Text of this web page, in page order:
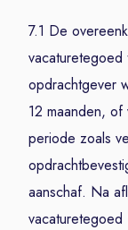
7.1 De
vacaturetegoed
opdrachtgever
12 maanden,
periode zoals
aanschaf. Na
vacaturetegoed